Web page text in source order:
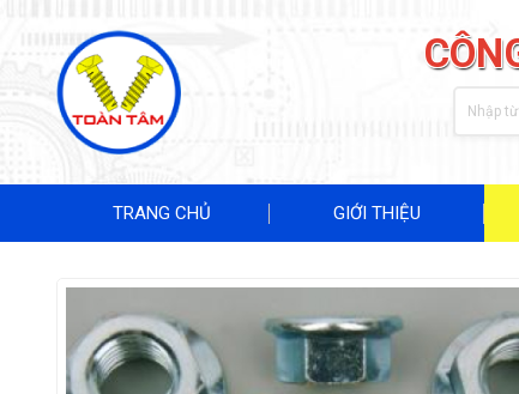
TRANG CHỦ GIỚI THIỆU